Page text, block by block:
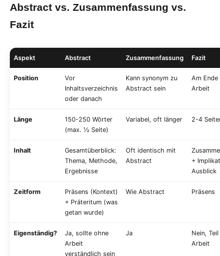
Abstract vs. Zusammenfassung vs.
Fazit
Aspekt Abstract Zusammenfassung Fazit
Position
Vor
Inhaltsverzeichnis
oder danach
Kann synonym zu
Abstract sein
Am Ende
Arbeit
Länge
150-250 Wörter
(max. ½ Seite)
Variabel, oft länger 2-4
Inhalt
Gesamtüberblick:
Thema, Methode,
Ergebnisse
Oft identisch mit
Abstract
+
Ausblick
Zeitform
Präsens (Kontext)
+ Präteritum (was
getan wurde)
Wie Abstract Präsens
Eigenständig?
Ja, sollte ohne
Arbeit
verständlich sein
Ja
Nein,
Arbeit